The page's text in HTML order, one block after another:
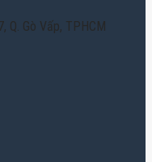
Q. Gò Vấp, TPHCM